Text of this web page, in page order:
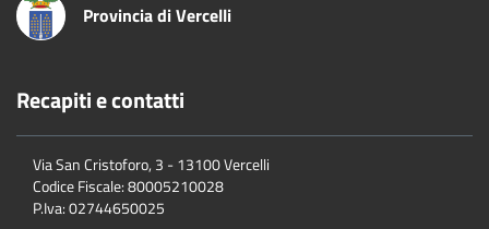
Provincia di Vercelli
Recapiti e contatti
Via San Cristoforo, 3 - 13100 Vercelli
Codice Fiscale:80005210028
P.Iva:02744650025